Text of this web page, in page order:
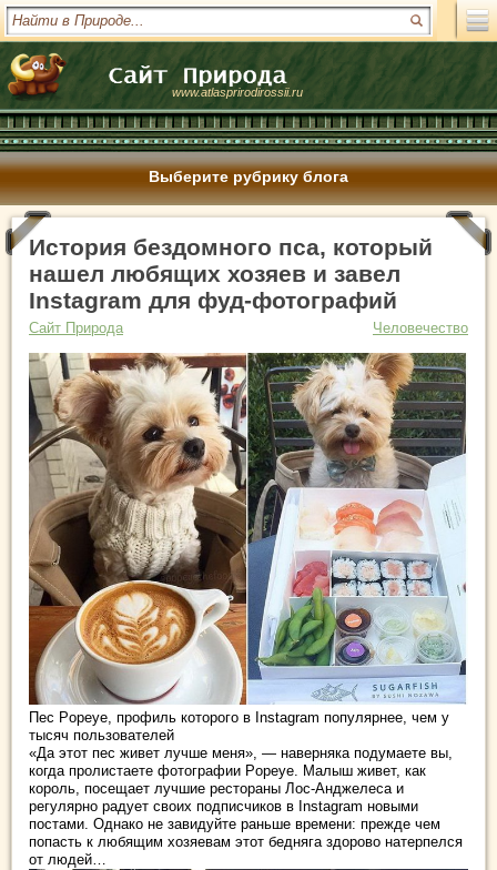
www.atlasprirodirossii.ru
Выберите рубрику блога
История бездомного пса, который
нашел любящих хозяев и завел
Instagram для фуд-фотографий
Сайт Природа Человечество
Пес Popeye, профиль которого в Instagram популярнее, чем у
тысяч пользователей
«Да этот пес живет лучше меня», — наверняка подумаете вы,
когда пролистаете фотографии Popeye. Малыш живет, как
король, посещает лучшие рестораны Лос-Анджелеса и
регулярно радует своих подписчиков в Instagram новыми
постами. Однако не завидуйте раньше времени: прежде чем
попасть к любящим хозяевам этот бедняга здорово натерпелся
от людей…